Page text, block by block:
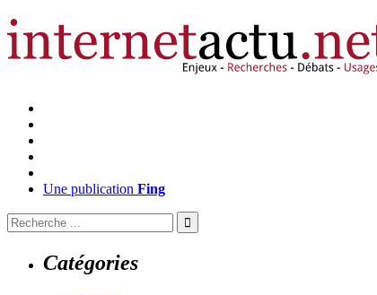
Une publication Fing
Catégories